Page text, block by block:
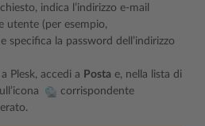
indica l’indirizzo e-mail
utente (per esempio,
e specifica la password dell’indirizzo
Plesk, accedi a Posta e, nella lista di
corrispondente